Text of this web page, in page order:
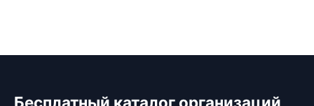
Бесплатный каталог организаций